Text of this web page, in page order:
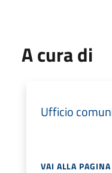
A cura di
Ufficio
VAI ALLA PAGINA